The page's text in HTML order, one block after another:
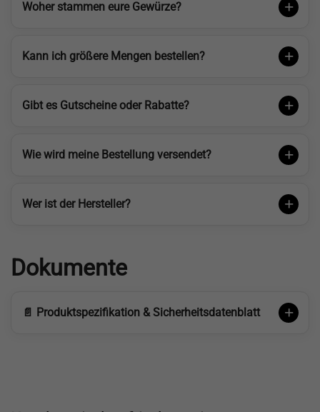
Woher stammen eure Gewürze?
Kann ich größere Mengen bestellen?
Gibt es Gutscheine oder Rabatte?
Wie wird meine Bestellung versendet?
Wer ist der Hersteller?
Dokumente
📄 Produktspezifikation & Sicherheitsdatenblatt